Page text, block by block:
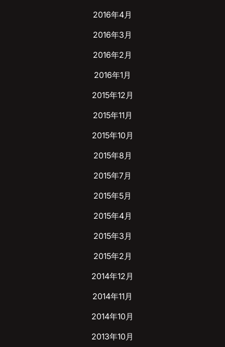
2016年4月
2016年3月
2016年2月
2016年1月
2015年12月
2015年11月
2015年10月
2015年8月
2015年7月
2015年5月
2015年4月
2015年3月
2015年2月
2014年12月
2014年11月
2014年10月
2013年10月